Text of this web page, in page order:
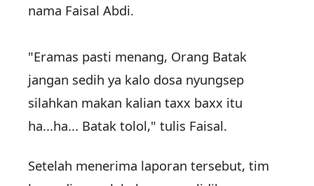
nama Faisal Abdi.
"Eramas pasti menang, Orang Batak
jangan sedih ya kalo dosa nyungsep
silahkan makan kalian taxx baxx itu
ha...ha... Batak tolol," tulis Faisal.
Setelah menerima laporan tersebut, tim